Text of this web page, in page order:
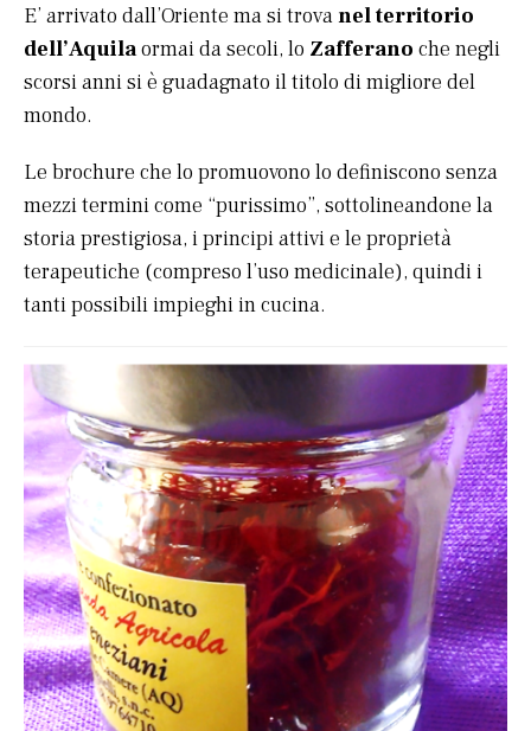
E’ arrivato dall’Oriente ma si trovanel territorio
dell’Aquilaormai da secoli, lo Zafferano che negli
scorsi anni si è guadagnato il titolo di migliore del
mondo.
Le brochure che lo promuovono lo definiscono senza
mezzi termini come “purissimo”, sottolineandone la
storia prestigiosa, i principi attivi e le proprietà
terapeutiche (compreso l’uso medicinale), quindi i
tanti possibili impieghi in cucina.